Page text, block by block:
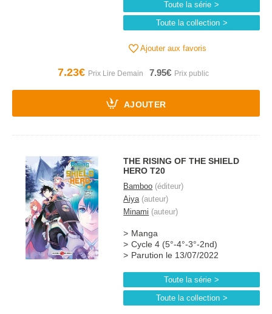
Toute la série
Toute la collection
Ajouter aux favoris
7.23€ 7.95€
AJOUTER
THE RISING OF THE SHIELD
HERO T20
Bamboo (éditeur)
Aiya(auteur)
Minami (auteur)
Manga
Cycle 4 (5°-4°-3°-2nd)
Parution le 13/07/2022
Toute la série
Toute la collection